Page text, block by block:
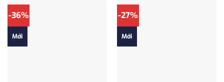
-36%
Mới
-27%
Mới